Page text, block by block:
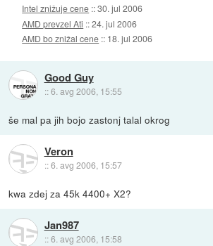
Intel znižuje cene ::30. jul 2006
AMD prevzel Ati ::24. jul 2006
AMD bo znižal cene :: 18. jul 2006
Good Guy
::6. avg 2006, 15:55
še mal pa jih bojo zastonj talal okrog
Veron
::6. avg 2006, 15:57
kwa zdej za 45k 4400+ X2?
Jan987
::6. avg 2006, 15:58